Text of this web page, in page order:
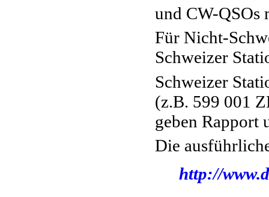
und CW-QSOs
Für Nicht-
Schweizer
Schweizer
(z.B. 599 001
geben Rapport
Die
http://